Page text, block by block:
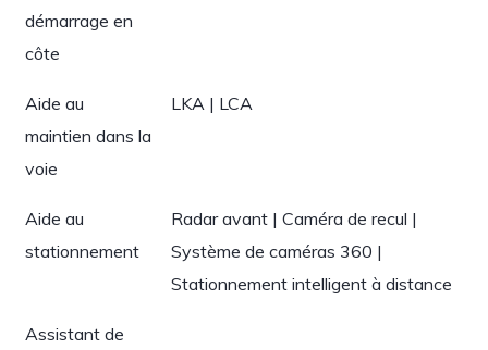
démarrage en
côte
Aide au
maintien dans la
voie
LKA | LCA
Aide au
stationnement
Radar avant | Caméra de recul |
Système de caméras 360 |
Stationnement intelligent à distance
Assistant de